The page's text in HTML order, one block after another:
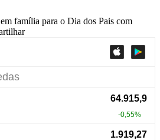
família para o Dia dos Pais com